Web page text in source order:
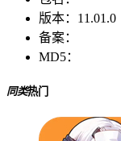
版本： 11.01.0
备案：
MD5：
同类热门